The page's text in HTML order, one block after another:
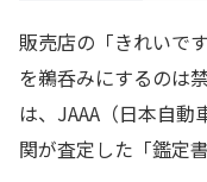
販売店の「きれいで
を鵜呑みにするのは
は、JAAA（日本自
関が査定した「鑑定